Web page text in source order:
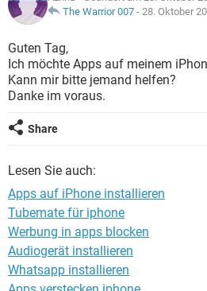
FACEBOOK
WINDOWS 10
WHATSAPP
FACEBOOK
ANDROID
WINDOWS 10
WHATSAPP
LEXIKON
SPIELE
ANDROID IOS
WINDOWS 10
WHATSAPP
The Warrior 007 - 28. Oktober
Guten Tag,
Ich möchte Apps auf meinem
Kann mir bitte jemand helfen?
Danke im voraus.
Share
Lesen Sie auch:
Apps auf iPhone installieren
Tubemate für iphone
Werbung in apps blocken
Audiogerät installieren
Whatsapp installieren